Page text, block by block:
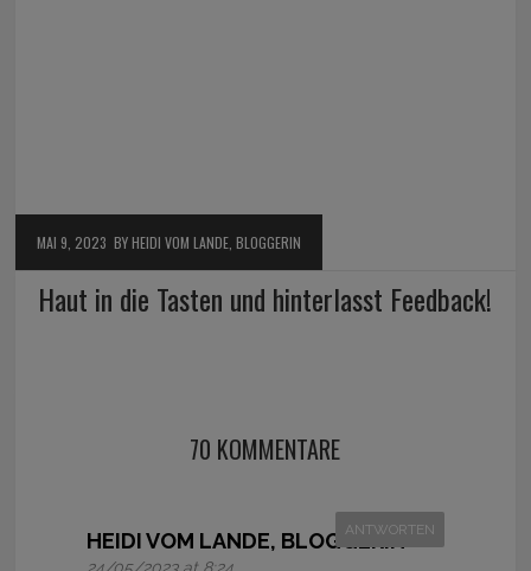
MAI 9, 2023 BY HEIDI VOM LANDE, BLOGGERIN
Haut in die Tasten und hinterlasst Feedback!
70 KOMMENTARE
HEIDI VOM LANDE, BLOGGERIN
ANTWORTEN